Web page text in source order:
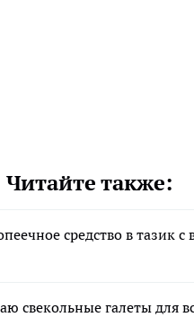
Читайте также:
средство в тазик с
свекольные галеты для